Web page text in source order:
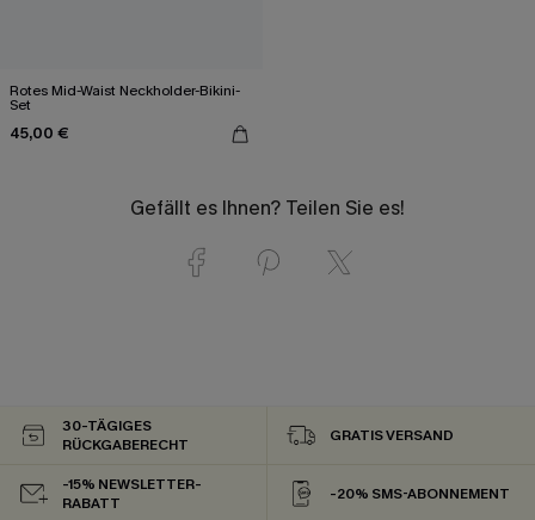
Rotes Mid-Waist Neckholder-Bikini-
Set
45,00 €
Gefällt es Ihnen? Teilen Sie es!
30-TÄGIGES
RÜCKGABERECHT
GRATIS VERSAND
-15% NEWSLETTER-
RABATT
-20% SMS-ABONNEMENT